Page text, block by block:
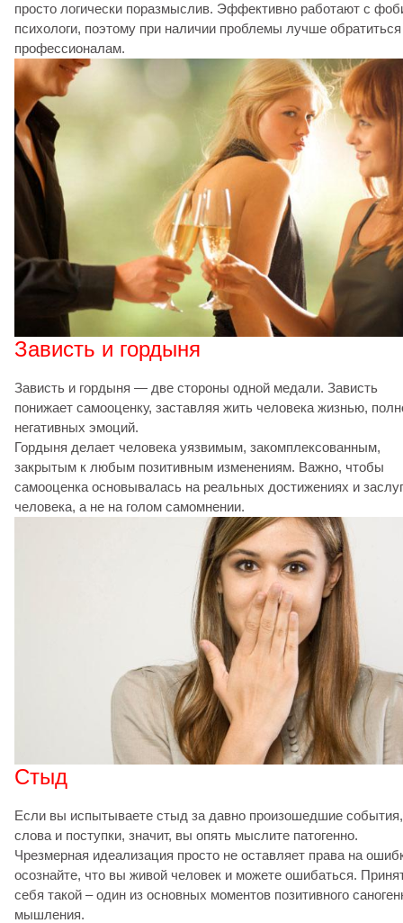
просто логически поразмыслив. Эффективно работают с
психологи, поэтому при наличии проблемы лучше обратиться
профессионалам.
Зависть и гордыня
Зависть и гордыня — две стороны одной медали. Зависть
понижает самооценку, заставляя жить человека жизнью,
негативных эмоций.
Гордыня делает человека уязвимым, закомплексованным,
закрытым к любым позитивным изменениям. Важно, чтобы
самооценка основывалась на реальных достижениях и
человека, а не на голом самомнении.
Стыд
Если вы испытываете стыд за давно произошедшие события,
слова и поступки, значит, вы опять мыслите патогенно.
Чрезмерная идеализация просто не оставляет права на
осознайте, что вы живой человек и можете ошибаться.
себя такой – один из основных моментов позитивного
мышления.